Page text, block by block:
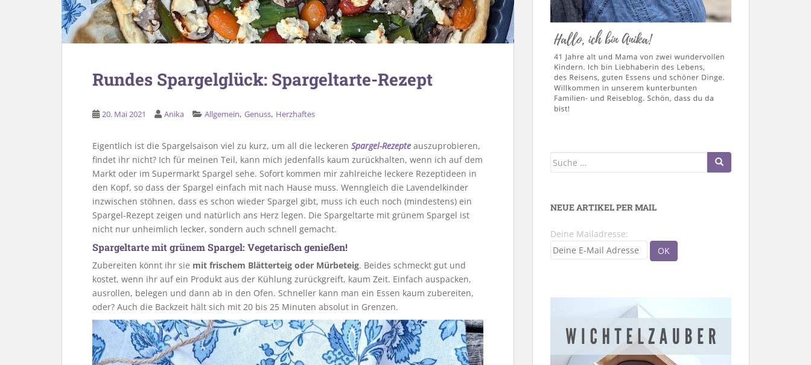
Rundes Spargelglück: Spargeltarte-Rezept
20. Mai 2021 Anika Allgemein, Genuss, Herzhaftes
Eigentlich ist die Spargelsaison viel zu kurz, um all die leckeren Spargel-Rezepte auszuprobieren,
findet ihr nicht? Ich für meinen Teil, kann mich jedenfalls kaum zurückhalten, wenn ich auf dem
Markt oder im Supermarkt Spargel sehe. Sofort kommen mir zahlreiche leckere Rezeptideen in
den Kopf, so dass der Spargel einfach mit nach Hause muss. Wenngleich die Lavendelkinder
inzwischen stöhnen, dass es schon wieder Spargel gibt, muss ich euch noch (mindestens) ein
Spargel-Rezept zeigen und natürlich ans Herz legen. Die Spargeltarte mit grünem Spargel ist
nicht nur unheimlich lecker, sondern auch schnell gemacht.
Spargeltarte mit grünem Spargel: Vegetarisch genießen!
Zubereiten könnt ihr sie mit frischem Blätterteig oder Mürbeteig. Beides schmeckt gut und
kostet, wenn ihr auf ein Produkt aus der Kühlung zurückgreift, kaum Zeit. Einfach auspacken,
ausrollen, belegen und dann ab in den Ofen. Schneller kann man ein Essen kaum zubereiten,
oder? Auch die Backzeit hält sich mit 20 bis 25 Minuten absolut in Grenzen.
Suche
NEUE ARTIKEL PER MAIL
Deine Mailadresse: